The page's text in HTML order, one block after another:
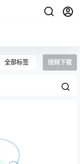
全部标签 视频下载